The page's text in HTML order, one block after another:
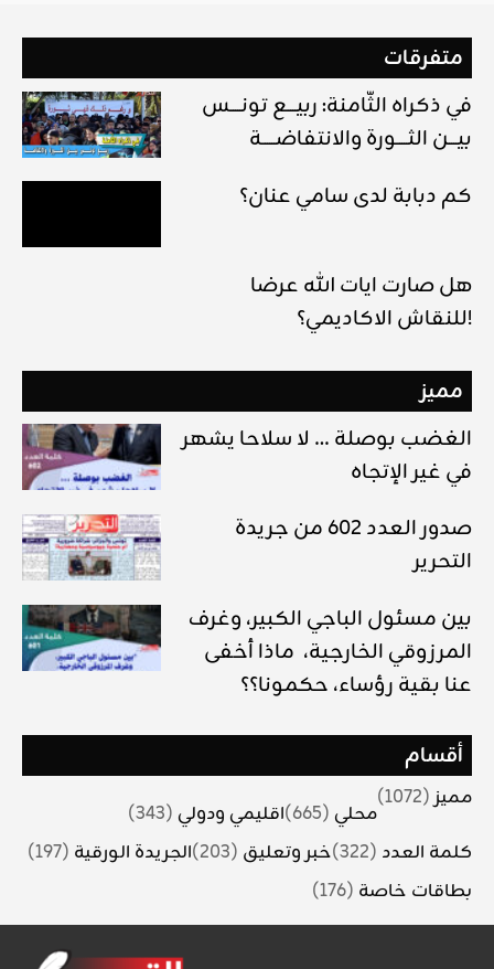
متفرقات
في ذكراه الثّامنة: ربيــــع تونـــــس
بيــــن الثـــــورة والانتفاضــــــة
كم دبابة لدى سامي عنان؟
هل صارت ايات الله عرضا
للنقاش الاكاديمي؟!
مميز
الغضب بوصلة … لا سلاحا يشهر
في غير الإتجاه
صدور العدد 602 من جريدة
التحرير
بين مسئول الباجي الكبير، وغرف
المرزوقي الخارجية، ماذا أخفى
عنا بقية رؤساء، حكمونا؟؟
أقسام
مميز(1072)
محلي (665) اقليمي ودولي (343)
كلمة العدد (322) خبر وتعليق (203) الجريدة الورقية (197)
بطاقات خاصة (176)